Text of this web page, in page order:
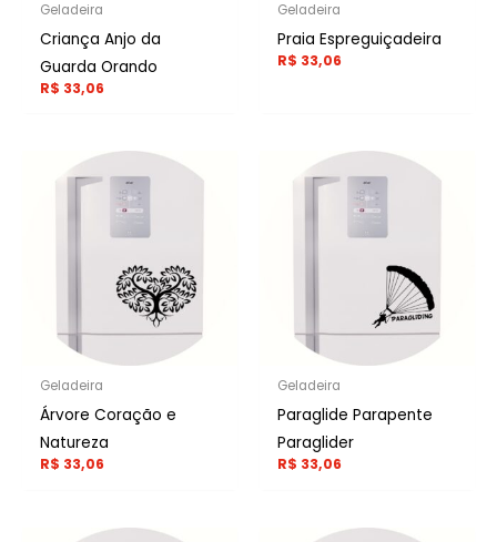
Geladeira
Criança Anjo da
Guarda Orando
R$ 33,06
Geladeira
Praia Espreguiçadeira
R$ 33,06
Geladeira
Árvore Coração e
Natureza
R$ 33,06
Geladeira
Paraglide Parapente
Paraglider
R$ 33,06